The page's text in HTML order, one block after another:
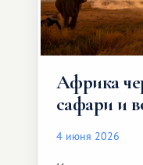
Африка
сафари и
4 июня 2026